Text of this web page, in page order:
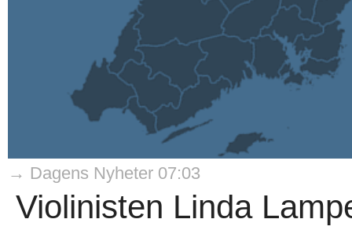
→ Dagens Nyheter 07:03
Violinisten Linda